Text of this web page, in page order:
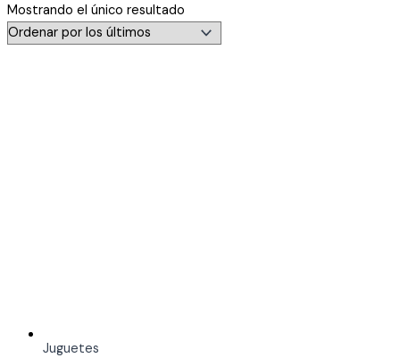
Mostrando el único resultado
Juguetes